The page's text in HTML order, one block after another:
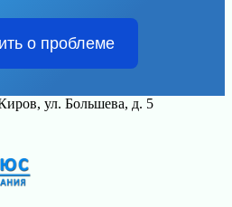
о проблеме
ул. Большева, д. 5